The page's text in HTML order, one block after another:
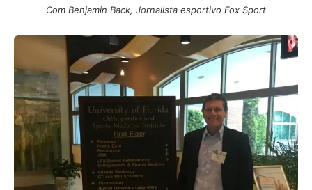
Com Benjamin Back, Jornalista esportivo Fox Sport